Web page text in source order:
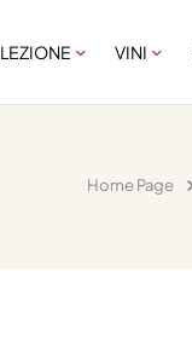
VINI
Home Page